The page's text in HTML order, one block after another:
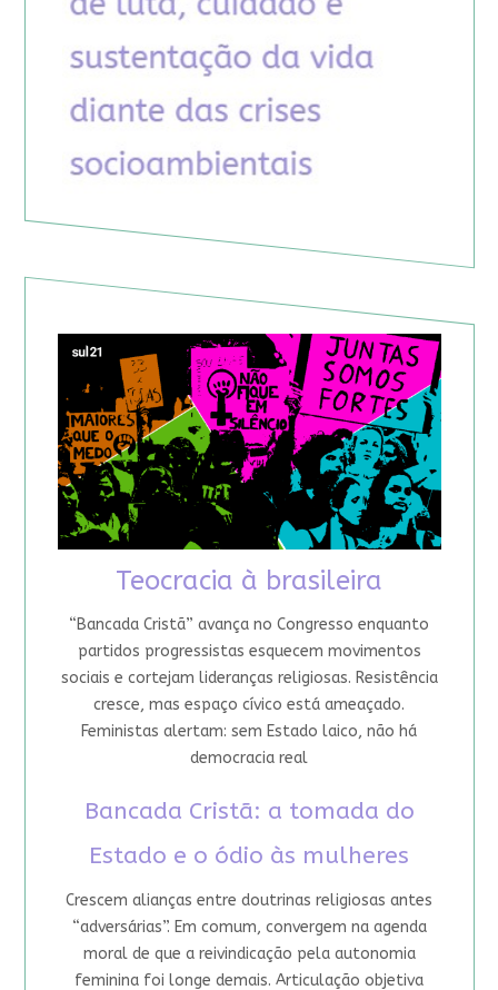
Teocracia à brasileira
“Bancada Cristã” avança no Congresso enquanto
partidos progressistas esquecem movimentos
sociais e cortejam lideranças religiosas. Resistência
cresce, mas espaço cívico está ameaçado.
Feministas alertam: sem Estado laico, não há
democracia real
Bancada Cristã: a tomada do
Estado e o ódio às mulheres
Crescem alianças entre doutrinas religiosas antes
“adversárias”. Em comum, convergem na agenda
moral de que a reivindicação pela autonomia
feminina foi longe demais. Articulação objetiva